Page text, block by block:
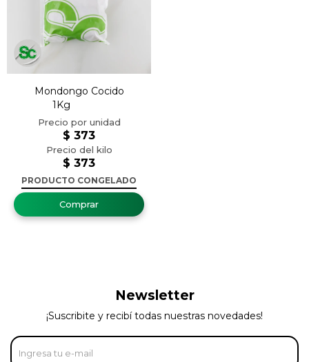
Mondongo Cocido
1Kg
$ 373
$ 373
PRODUCTO CONGELADO
Newsletter
¡Suscribite y recibí todas nuestras novedades!